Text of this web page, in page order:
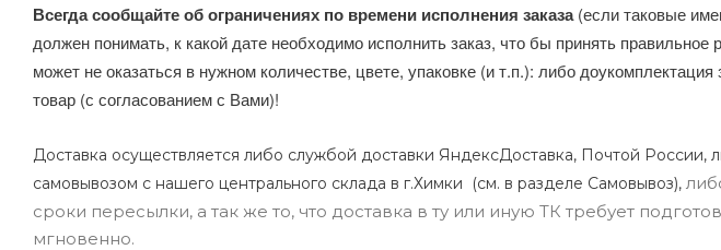
Всегда сообщайте об ограничениях по времени исполнения заказа(если таковые
должен понимать, к какой дате необходимо исполнить заказ, что бы принять правильное
может не оказаться в нужном количестве, цвете, упаковке (и т.п.): либо
товар (с согласованием с Вами)!
Доставка осуществляется либо службой доставки ЯндексДоставка, Почтой
самовывозом с нашего центрального склада в г.Химки (см. в разделе Самовывоз),
сроки пересылки, а так же то, что доставка в ту или иную ТК требует
мгновенно.